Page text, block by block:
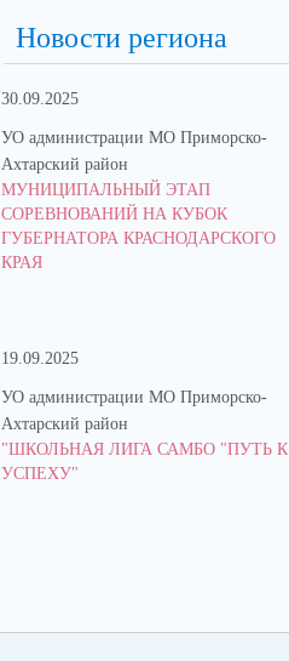
Новости региона
30.09.2025
УО администрации МО Приморско-
Ахтарский район
МУНИЦИПАЛЬНЫЙ ЭТАП
СОРЕВНОВАНИЙ НА КУБОК
ГУБЕРНАТОРА КРАСНОДАРСКОГО
КРАЯ
19.09.2025
УО администрации МО Приморско-
Ахтарский район
"ШКОЛЬНАЯ ЛИГА САМБО "ПУТЬ К
УСПЕХУ"